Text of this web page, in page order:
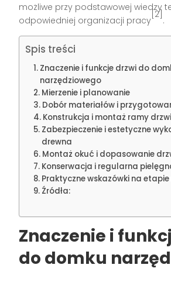
możliwe przy podstawowej wiedzy
odpowiedniej organizacji pracy
[2]
.
Spis treści
Znaczenie i funkcje drzwi do
narzędziowego
Mierzenie i planowanie
Dobór materiałów i
Konstrukcja i montaż ramy
Zabezpieczenie i estetyczne
drewna
Montaż okuć i dopasowanie
Konserwacja i regularna
Praktyczne wskazówki na
Źródła:
Znaczenie i
do domku